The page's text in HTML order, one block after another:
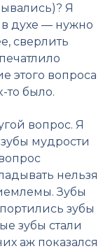
Я
в духе — нужно
сверлить
этого вопроса
то было.
вопрос. Я
мудрости
нельзя
Зубы
зубы
зубы стали
аж показался